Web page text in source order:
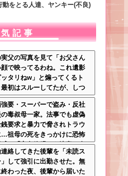
をとる人達、ヤンキー(不良)
記事
父の写真を見て「お父さん
顔で映ってるわね。これ遺影
ッタリねw」と煽ってくるト
最初はスルーしてたが、しつ
でスマホのカメラをトメに
て同じ手で反撃したったｗｗ
要・スーパーで盗み・反社
の毒叔母一家。法事でも虚偽
要求と暴力で脅されトラウ
…祖母の死をきっかけに恐怖
戚と「永久絶縁」を決意←自
の安全を最優先にして大正
連絡してきた後輩を「未読ス
して強引に出勤させた。無
わった夜、後輩から届いた